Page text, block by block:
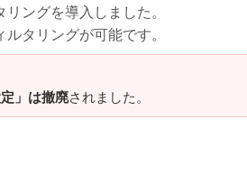
ングを導入しました。
タリングが可能です。
」は撤廃されました。